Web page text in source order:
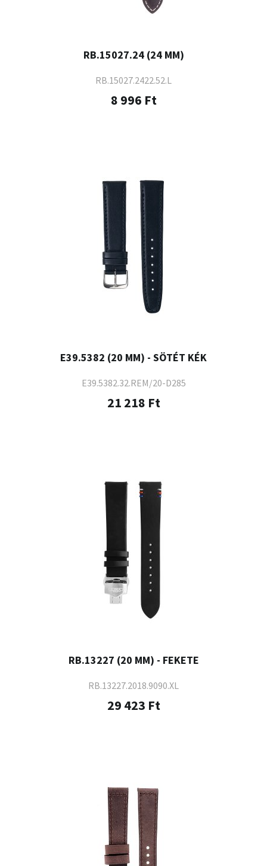
RB.15027.24 (24 MM)
RB.15027.2422.52.L
8 996 Ft
E39.5382 (20 MM) - SÖTÉT KÉK
E39.5382.32.REM/20-D285
21 218 Ft
RB.13227 (20 MM) - FEKETE
RB.13227.2018.9090.XL
29 423 Ft